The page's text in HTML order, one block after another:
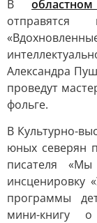
В
Александра
проведут
фольге.
В Культурно-
юных северян
писателя
инсценировку
программы
мини-книгу